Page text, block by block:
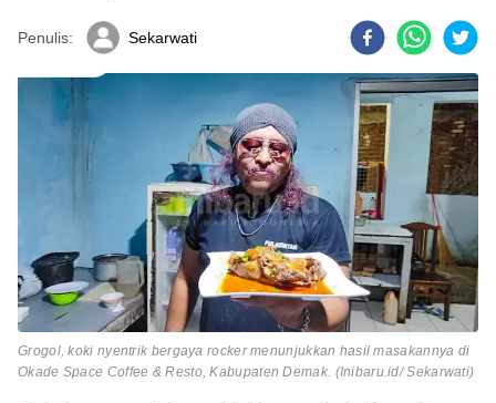
Penulis: Sekarwati
Grogol, koki nyentrik bergaya rocker menunjukkan hasil masakannya di
Okade Space Coffee & Resto, Kabupaten Demak. (Inibaru.id/ Sekarwati)